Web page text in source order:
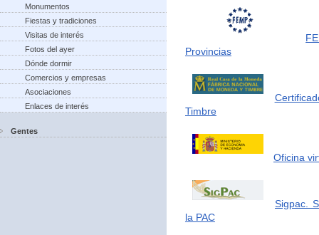
Monumentos
Fiestas y tradiciones
Visitas de interés
Fotos del ayer
Dónde dormir
Comercios y empresas
Asociaciones
Enlaces de interés
Gentes
Provincias
Timbre
Oficina
Sigpac.
la PAC